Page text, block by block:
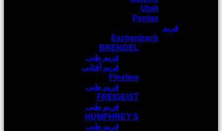
Utah
Pentax
فریم
Eschenbach
BRENDEL
فریم طبی
فریم آفتابی
Fineline
فریم طبی
FREIGEIST
فریم طبی
HUMPHREY’S
فریم طبی